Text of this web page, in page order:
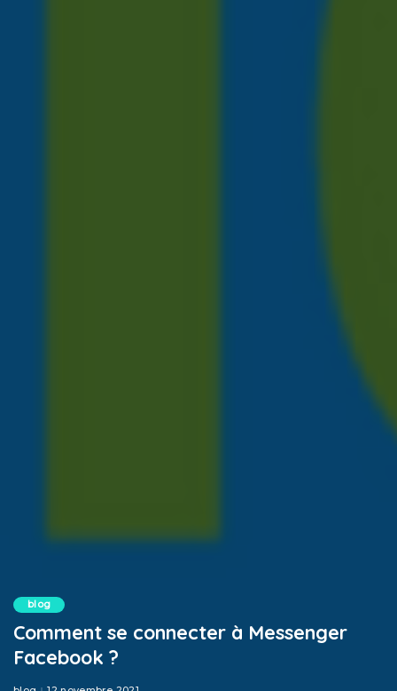
blog
Comment se connecter à Messenger
Facebook ?